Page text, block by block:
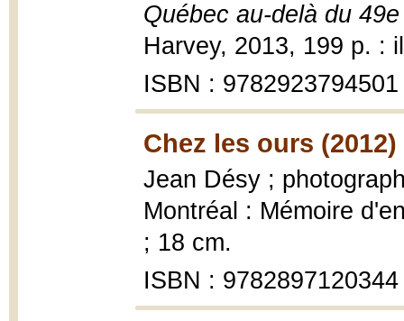
Québec au-delà du
Harvey, 2013, 199 p. :
ISBN : 9782923794501
Chez les ours (2012)
Jean Désy ;
Montréal : Mémoire
; 18 cm.
ISBN : 9782897120344